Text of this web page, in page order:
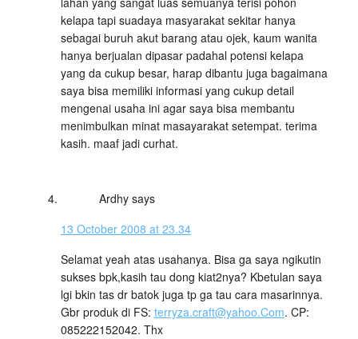
kelapa tapi suadaya masyarakat sekitar hanya
sebagai buruh akut barang atau ojek, kaum wanita
hanya berjualan dipasar padahal potensi kelapa
yang da cukup besar, harap dibantu juga bagaimana
saya bisa memiliki informasi yang cukup detail
mengenai usaha ini agar saya bisa membantu
menimbulkan minat masayarakat setempat. terima
kasih. maaf jadi curhat.
Ardhy says
13 October 2008 at 23.34
Selamat yeah atas usahanya. Bisa ga saya ngikutin
sukses bpk,kasih tau dong kiat2nya? Kbetulan saya
lgi bkin tas dr batok juga tp ga tau cara masarinnya.
Gbr produk di FS: terryza.craft@yahoo.Com. CP:
085222152042. Thx